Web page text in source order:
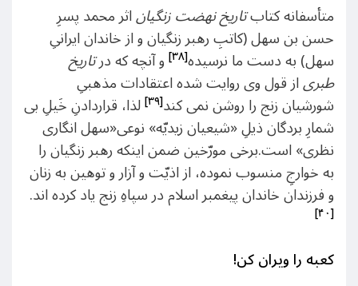
متأسفانه کتابتاریخ نهضت زنگیاناثر محمد پسرِ
حسن بن سهل (کاتبِ رهبر زنگیان و از خاندان ایرانیِ
سهل) به دست ما نرسیده[۳۸] و آنچه که درتاریخ
طبریاز قول وی روایت شده اعتقادات مذهبیِ
شورشیان زنج را روشن نمی کند[۳۹] لذا، قراردادنِ خَیلِ بی
شمارِ بردگان ذیلِ «شیعیان زیدیّه» نوعی«سهل انگاری
نظری» است.برخی مورّخین ضمن اینکه رهبر زنگیان را
به خوارجِ منسوب نموده، از اذیّت و آزار و توهین به زنان
و فرزندان خاندان پیغمبر اسلام در سپاهِ زنج یاد کرده اند.
[۴۰]
کعبه را ویران کن!